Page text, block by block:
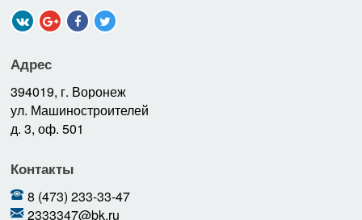
Адрес
394019, г. Воронеж
ул. Машиностроителей
д. 3, оф. 501
Контакты
8 (473) 233-33-47
2333347@bk.ru